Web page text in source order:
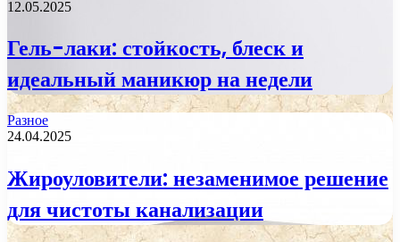
12.05.2025
Гель-лаки: стойкость, блеск и
идеальный маникюр на недели
Разное
24.04.2025
Жироуловители: незаменимое решение
для чистоты канализации